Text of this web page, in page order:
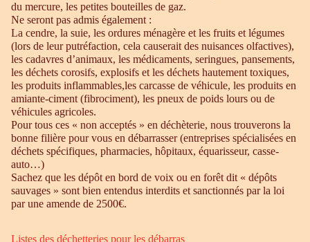
du mercure, les petites bouteilles de gaz.
Ne seront pas admis également :
La cendre, la suie, les ordures ménagère et les fruits et légumes
(lors de leur putréfaction, cela causerait des nuisances olfactives),
les cadavres d’animaux, les médicaments, seringues, pansements,
les déchets corosifs, explosifs et les déchets hautement toxiques,
les produits inflammables,les carcasse de véhicule, les produits en
amiante-ciment (fibrociment), les pneux de poids lours ou de
véhicules agricoles.
Pour tous ces « non acceptés » en déchèterie, nous trouverons la
bonne filière pour vous en débarrasser (entreprises spécialisées en
déchets spécifiques, pharmacies, hôpitaux, équarisseur, casse-
auto…)
Sachez que les dépôt en bord de voix ou en forêt dit « dépôts
sauvages » sont bien entendus interdits et sanctionnés par la loi
par une amende de 2500€.
Listes des déchetteries pour les débarras